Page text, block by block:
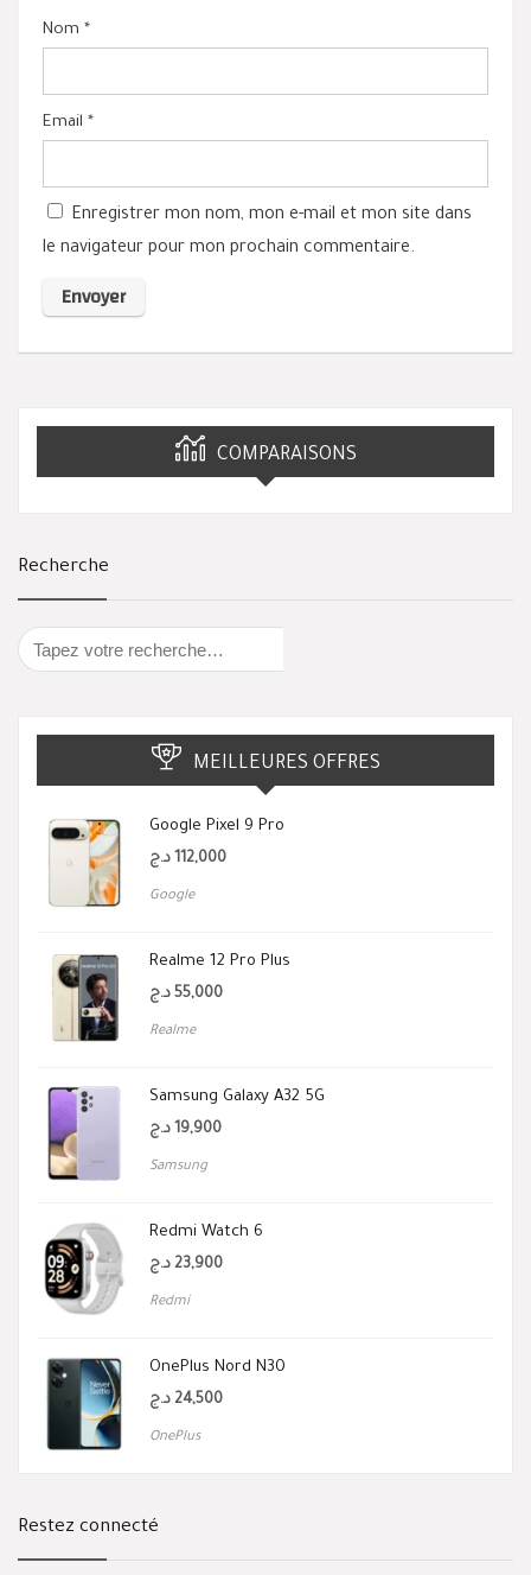
Nom *
Email *
Enregistrer mon nom, mon e-mail et mon site dans
le navigateur pour mon prochain commentaire.
COMPARAISONS
Recherche
MEILLEURES OFFRES
Google Pixel 9 Pro
112,000 د.ج
Google
Realme 12 Pro Plus
55,000 د.ج
Realme
Samsung Galaxy A32 5G
19,900 د.ج
Samsung
Redmi Watch 6
23,900 د.ج
Redmi
OnePlus Nord N30
24,500 د.ج
OnePlus
Restez connecté